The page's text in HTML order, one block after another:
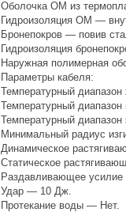
Оболочка ОМ из
Гидроизоляция ОМ —
Бронепокров — повив
Гидроизоляция
Наружная полимерная
Параметры кабеля:
Температурный
Температурный
Температурный
Минимальный радиус
Динамическое
Статическое
Раздавливающее
Удар — 10 Дж.
Протекание воды — Нет.